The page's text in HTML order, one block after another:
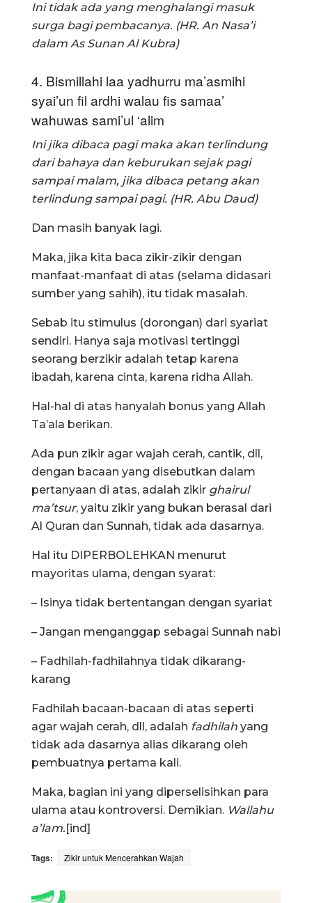
Ini tidak ada yang menghalangi masuk
surga bagi pembacanya. (HR. An Nasa’i
dalam As Sunan Al Kubra)
4. Bismillahi laa yadhurru ma’asmihi
syai’un fil ardhi walau fis samaa’
wahuwas sami’ul ‘alim
Ini jika dibaca pagi maka akan terlindung
dari bahaya dan keburukan sejak pagi
sampai malam, jika dibaca petang akan
terlindung sampai pagi. (HR. Abu Daud)
Dan masih banyak lagi.
Maka, jika kita baca zikir-zikir dengan
manfaat-manfaat di atas (selama didasari
sumber yang sahih), itu tidak masalah.
Sebab itu stimulus (dorongan) dari syariat
sendiri. Hanya saja motivasi tertinggi
seorang berzikir adalah tetap karena
ibadah, karena cinta, karena ridha Allah.
Hal-hal di atas hanyalah bonus yang Allah
Ta’ala berikan.
Ada pun zikir agar wajah cerah, cantik, dll,
dengan bacaan yang disebutkan dalam
pertanyaan di atas, adalah zikir ghairul
ma’tsur, yaitu zikir yang bukan berasal dari
Al Quran dan Sunnah, tidak ada dasarnya.
Hal itu DIPERBOLEHKAN menurut
mayoritas ulama, dengan syarat:
– Isinya tidak bertentangan dengan syariat
– Jangan menganggap sebagai Sunnah nabi
– Fadhilah-fadhilahnya tidak dikarang-
karang
Fadhilah bacaan-bacaan di atas seperti
agar wajah cerah, dll, adalah fadhilah yang
tidak ada dasarnya alias dikarang oleh
pembuatnya pertama kali.
Maka, bagian ini yang diperselisihkan para
ulama atau kontroversi. Demikian. Wallahu
a’lam. [ind]
Tags: Zikir untuk Mencerahkan Wajah